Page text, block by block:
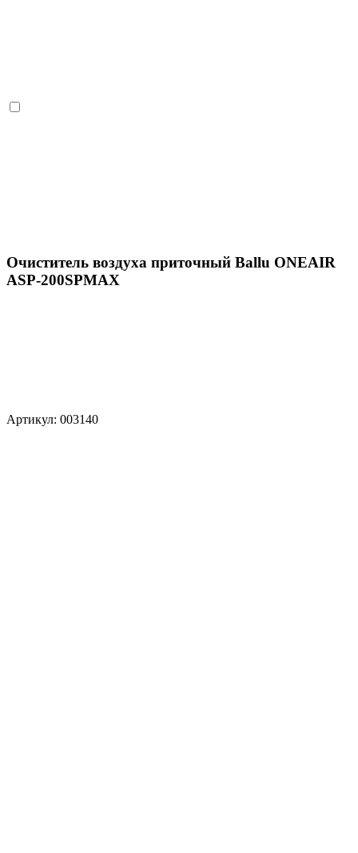
Очиститель воздуха приточный Ballu ONEAIR
ASP-200SPMAX
Артикул: 003140